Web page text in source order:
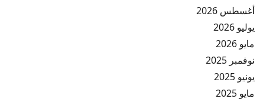
أغسطس 2026
يوليو 2026
مايو 2026
نوفمبر 2025
يونيو 2025
مايو 2025